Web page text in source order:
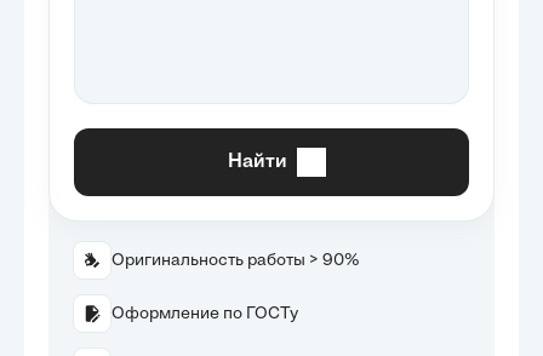
Найти
Оригинальность работы > 90%
Оформление по ГОСТу